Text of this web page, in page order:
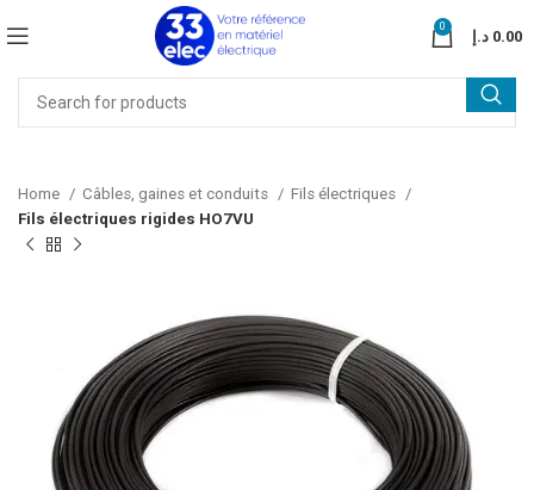
0
0.00 د.إ
Home Câbles, gaines et conduits
Fils électriques
Fils électriques rigides HO7VU